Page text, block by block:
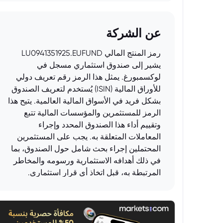
عن الشركة
رمز المنتج المالي LU0941351925.EUFUND
يشير إلى صندوق استثماري مسجل في
لوكسمبورغ. يمثل هذا الرمز رقم تعريف دولي
للأوراق المالية (ISIN) يُستخدم لتعريف الصندوق
بشكل فريد في الأسواق المالية العالمية. يتيح هذا
الرمز للمستثمرين والمؤسسات المالية تتبع
وتقييم أداء هذا الصندوق المحدد وإجراء
المعاملات المتعلقة به. يجب على المستثمرين
المحتملين إجراء بحث شامل حول الصندوق، بما
في ذلك أهدافه الاستثمارية ورسومه والمخاطر
المرتبطة به، قبل اتخاذ أي قرار استثماري.